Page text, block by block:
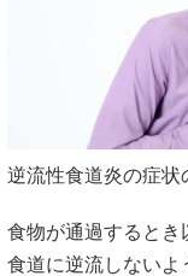
逆流性食道炎の症状
食物が通過するとき
食道に逆流しないよ